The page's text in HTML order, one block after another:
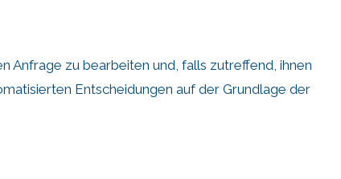
Anfrage zu bearbeiten und, falls zutreffend, ihnen
Entscheidungen auf der Grundlage der